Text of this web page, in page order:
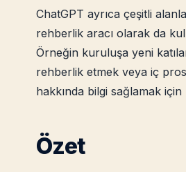
ChatGPT ayrıca çeşitli
rehberlik aracı olarak da
Örneğin kuruluşa yeni
rehberlik etmek veya iç
hakkında bilgi sağlamak için
Özet